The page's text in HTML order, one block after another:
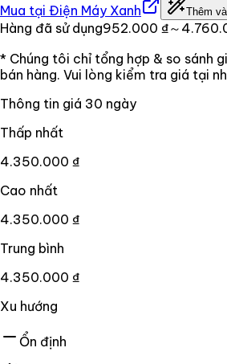
Mua tại Điện Máy Xanh Thêm
Hàng đã sử dụng952.000 ₫～
* Chúng tôi chỉ tổng hợp & so sánh
bán hàng. Vui lòng kiểm tra giá tại
Thông tin giá 30 ngày
Thấp nhất
4.350.000 ₫
Cao nhất
4.350.000 ₫
Trung bình
4.350.000 ₫
Xu hướng
Ổn định